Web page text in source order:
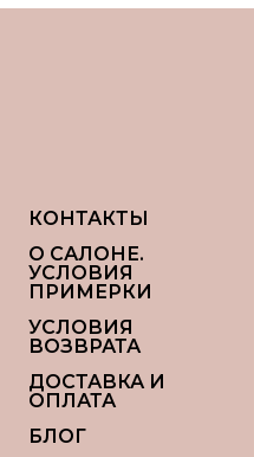
КОНТАКТЫ
О САЛОНЕ.
УСЛОВИЯ
ПРИМЕРКИ
УСЛОВИЯ
ВОЗВРАТА
ДОСТАВКА И
ОПЛАТА
БЛОГ